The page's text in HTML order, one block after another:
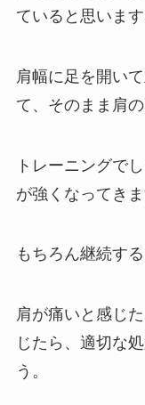
ていると思います
肩幅に足を開い
て、そのまま肩
トレーニングで
が強くなってきま
もちろん継続す
肩が痛いと感じ
じたら、適切な
う。